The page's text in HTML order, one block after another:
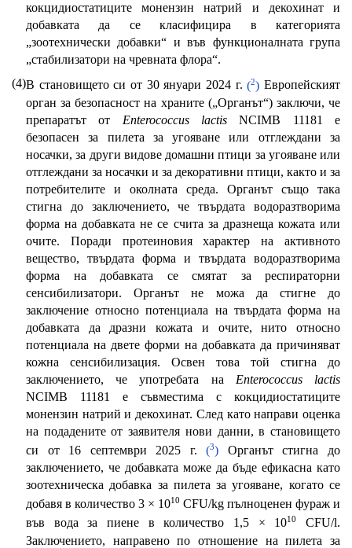
кокцидиостатиците монензин натрий и декохинат и
добавката да се класифицира в категорията
„зоотехнически добавки“ и във функционалната група
„стабилизатори на чревната флора“.
(4)В становището си от 30 януари 2024 г.(2) Европейският
орган за безопасност на храните („Органът“) заключи, че
препаратът от Enterococcus lactis NCIMB 11181 е
безопасен за пилета за угояване или отглеждани за
носачки, за други видове домашни птици за угояване или
отглеждани за носачки и за декоративни птици, както и за
потребителите и околната среда. Органът също така
стигна до заключението, че твърдата водоразтворима
форма на добавката не се счита за дразнеща кожата или
очите. Поради протеиновия характер на активното
вещество, твърдата форма и твърдата водоразтворима
форма на добавката се смятат за респираторни
сенсибилизатори. Органът не можа да стигне до
заключение относно потенциала на твърдата форма на
добавката да дразни кожата и очите, нито относно
потенциала на двете форми на добавката да причиняват
кожна сенсибилизация. Освен това той стигна до
заключението, че употребата на Enterococcus lactis
NCIMB 11181 е съвместима с кокцидиостатиците
монензин натрий и декохинат. След като направи оценка
на подадените от заявителя нови данни, в становището
си от 16 септември 2025 г.(3) Органът стигна до
заключението, че добавката може да бъде ефикасна като
зоотехническа добавка за пилета за угояване, когато се
добавя в количество 3 × 1010 CFU/kg пълноценен фураж и
във вода за пиене в количество 1,5 × 1010
CFU/l.
Заключението, направено по отношение на пилета за